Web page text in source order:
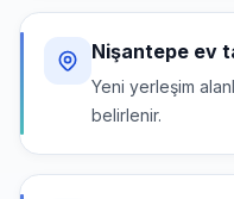
Nişantepe ev
Yeni yerleşim
belirlenir.